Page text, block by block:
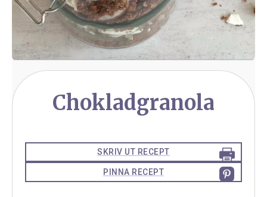
Chokladgranola
SKRIV UT RECEPT
PINNA RECEPT